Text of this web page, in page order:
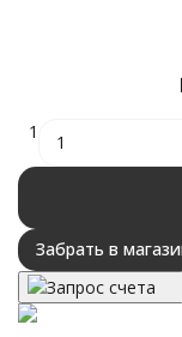
1
Забрать в
Запрос счета